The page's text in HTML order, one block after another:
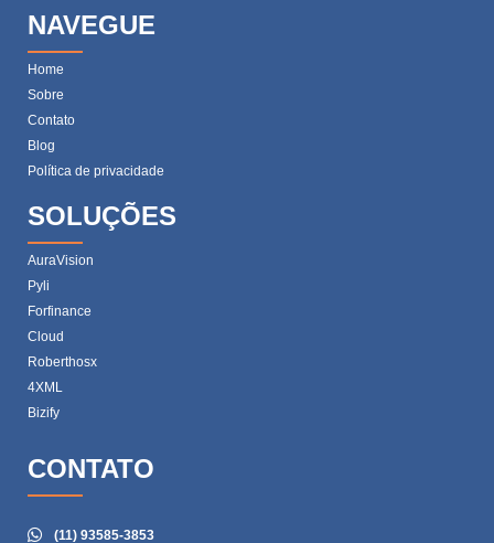
NAVEGUE
Home
Sobre
Contato
Blog
Política de privacidade
SOLUÇÕES
AuraVision
Pyli
Forfinance
Cloud
Roberthosx
4XML
Bizify
CONTATO
(11) 93585-3853